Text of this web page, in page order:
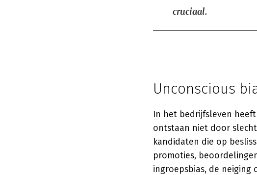
cruciaal.
Unconscious
In het bedrijfsleven
ontstaan niet door
kandidaten die op
promoties,
ingroepsbias, de neiging